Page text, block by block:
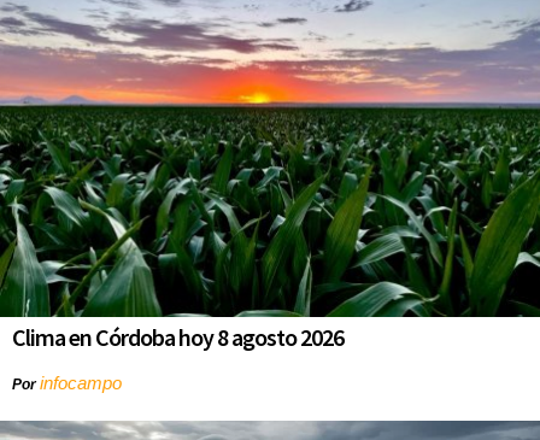
Clima en Córdoba hoy 8 agosto 2026
Porinfocampo